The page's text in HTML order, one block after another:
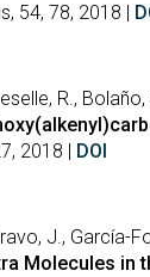
54, 78, 2018 |
R., Bolaño,
2018 | DOI
J., García-
Molecules in